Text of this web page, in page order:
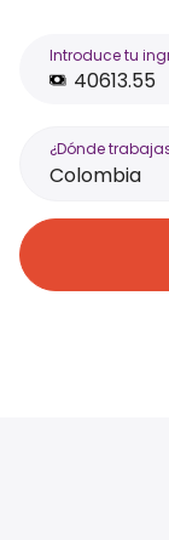
Introduce tu
¿Dónde
Colombia